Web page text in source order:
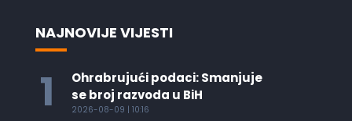
NAJNOVIJE VIJESTI
1
Ohrabrujući podaci: Smanjuje
se broj razvoda u BiH
2026-08-09 | 10:16